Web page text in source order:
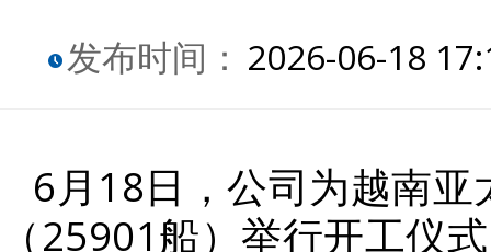
发布时间： 2026-06-18
6月18日，公司为越南
（25901船）举行开工仪